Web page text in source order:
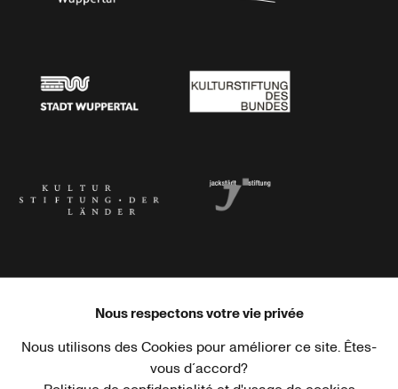
Haus der Kulturen der Welt Goethe-Institut
Nous respectons votre vie privée
Nous utilisons des Cookies pour améliorer ce site. Êtes-
vous d´accord?